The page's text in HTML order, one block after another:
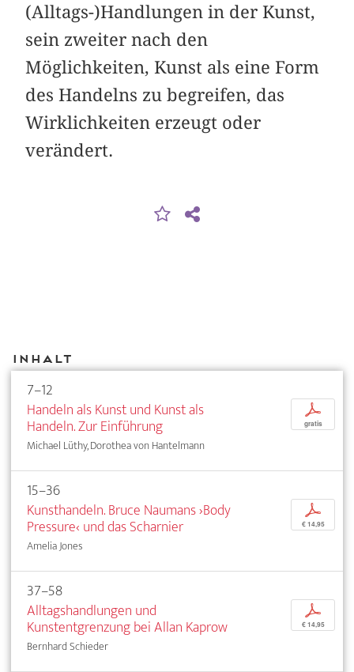
(Alltags-)Handlungen in der Kunst,
sein zweiter nach den
Möglichkeiten, Kunst als eine Form
des Handelns zu begreifen, das
Wirklichkeiten erzeugt oder
verändert.
Inhalt
7–12
Handeln als Kunst und Kunst als
Handeln. Zur Einführung
Michael Lüthy, Dorothea von Hantelmann
p
gratis
15–36
Kunsthandeln. Bruce Naumans ›Body
Pressure‹ und das Scharnier
Amelia Jones
p
€ 14,95
37–58
Alltagshandlungen und
Kunstentgrenzung bei Allan Kaprow
Bernhard Schieder
p
€ 14,95